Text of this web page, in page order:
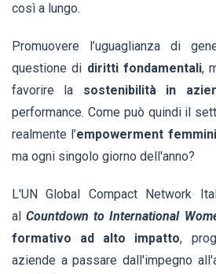
così a lungo.
Promuovere l’uguaglianza di
questione di diritti fondamentali,
favorire la sostenibilità in
performance. Come può quindi il
realmente l’empowerment
ma ogni singolo giorno dell'anno?
L'UN Global Compact Network
alCountdown to International
formativo
ad alto impatto,
aziende a passare dall'impegno